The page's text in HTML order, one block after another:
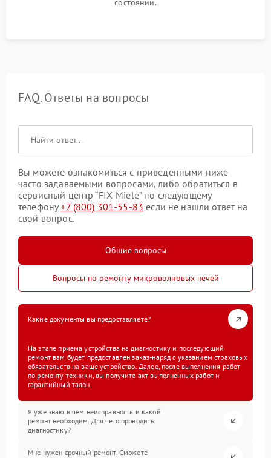
состоянии.
FAQ. Ответы на вопросы
Вы можете ознакомиться с приведенными ниже
часто задаваемыми вопросами, либо обратиться в
сервисный центр “FIX-Miele” по следующему
телефону+7 (800) 301-55-83 если не нашли ответ на
свой вопрос.
Общие вопросы
Вопросы по ремонту микроволновых печей
Какие документы вы предоставляете?
На этапе приема устройства на диагностику и последующий
ремонт вам будет предоставлен заказ-наряд с указанием страховых
обязательств на ваше устройство. Далее, после выполнения работ
по ремонту техники, вы получите акт выполненных работ и
гарантийный талон.
Я уже знаю в чем неисправность и какой
ремонт необходим. Для чего проводить
диагностику?
Мне нужен срочный ремонт. Сможете